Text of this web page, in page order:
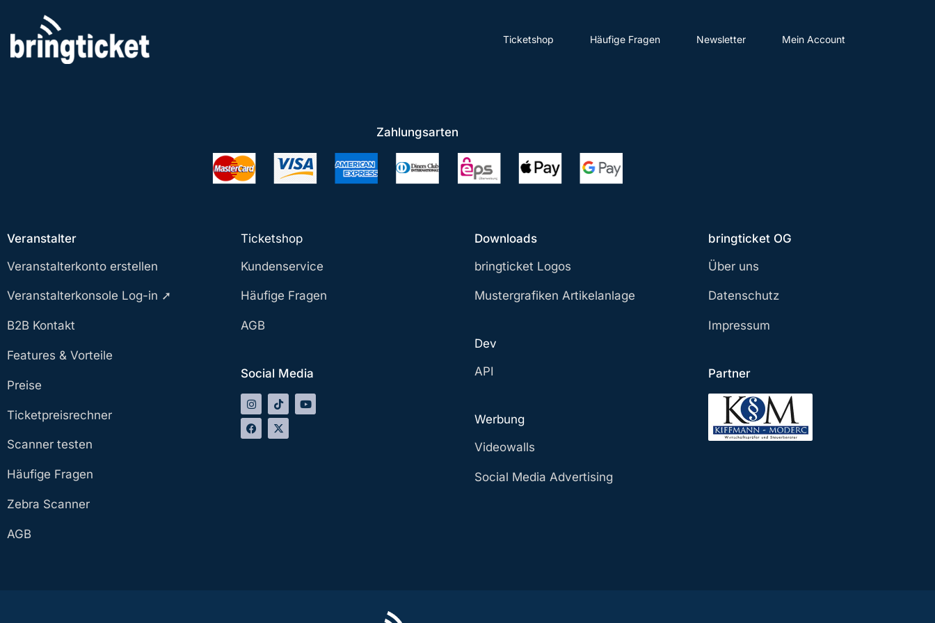
Zum
Inhalt
Ticketshop Häufige Fragen Newsletter Mein Account
Zahlungsarten
Veranstalter
Veranstalterkonto erstellen
Veranstalterkonsole Log-in ➚
B2B Kontakt
Features & Vorteile
Preise
Ticketpreisrechner
Scanner testen
Häufige Fragen
Zebra Scanner
AGB
Ticketshop
Kundenservice
Häufige Fragen
AGB
Social Media
Downloads
bringticket Logos
Mustergrafiken Artikelanlage
Dev
API
Werbung
Videowalls
Social Media Advertising
bringticket OG
Über uns
Datenschutz
Impressum
Partner